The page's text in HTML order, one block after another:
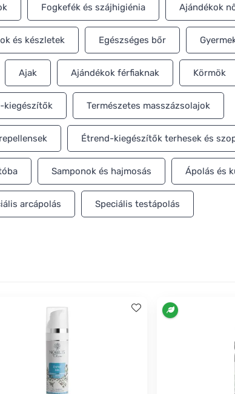
Fogkefék és szájhigiénia Ajándékok
és készletek Egészséges bőr
Ajak Ajándékok férfiaknak Körmök
kiegészítők Természetes masszázsolajok
Étrend-kiegészítők terhesek és
Samponok és hajmosás Ápolás és
arcápolás Speciális testápolás